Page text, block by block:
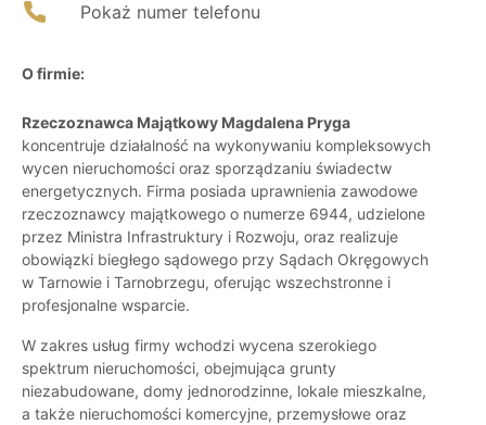
Pokaż numer telefonu
O firmie:
Rzeczoznawca Majątkowy Magdalena Pryga
koncentruje działalność na wykonywaniu kompleksowych
wycen nieruchomości oraz sporządzaniu świadectw
energetycznych. Firma posiada uprawnienia zawodowe
rzeczoznawcy majątkowego o numerze 6944, udzielone
przez Ministra Infrastruktury i Rozwoju, oraz realizuje
obowiązki biegłego sądowego przy Sądach Okręgowych
w Tarnowie i Tarnobrzegu, oferując wszechstronne i
profesjonalne wsparcie.
W zakres usług firmy wchodzi wycena szerokiego
spektrum nieruchomości, obejmująca grunty
niezabudowane, domy jednorodzinne, lokale mieszkalne,
a także nieruchomości komercyjne, przemysłowe oraz